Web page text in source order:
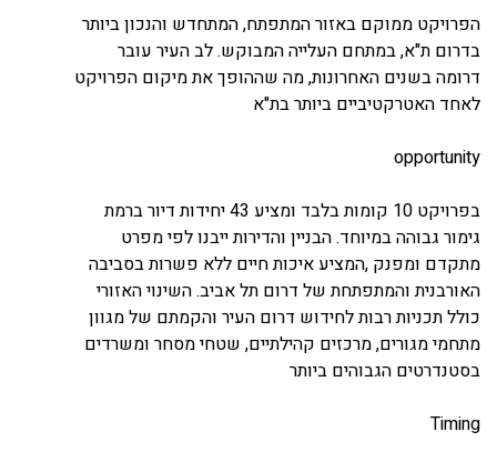
הפרויקט ממוקם באזור המתפתח, המתחדש והנכון ביותר
בדרום ת"א, במתחם העלייה המבוקש. לב העיר עובר
דרומה בשנים האחרונות, מה שההופך את מיקום הפרויקט
לאחד האטרקטיביים ביותר בת"א
opportunity
בפרויקט 10 קומות בלבד ומציע 43 יחידות דיור ברמת
גימור גבוהה במיוחד. הבניין והדירות ייבנו לפי מפרט
מתקדם ומפנק ,המציע איכות חיים ללא פשרות בסביבה
האורבנית והמתפתחת של דרום תל אביב. השינוי האזורי
כולל תכניות רבות לחידוש דרום העיר והקמתם של מגוון
מתחמי מגורים, מרכזים קהילתיים, שטחי מסחר ומשרדים
בסטנדרטים הגבוהים ביותר
Timing